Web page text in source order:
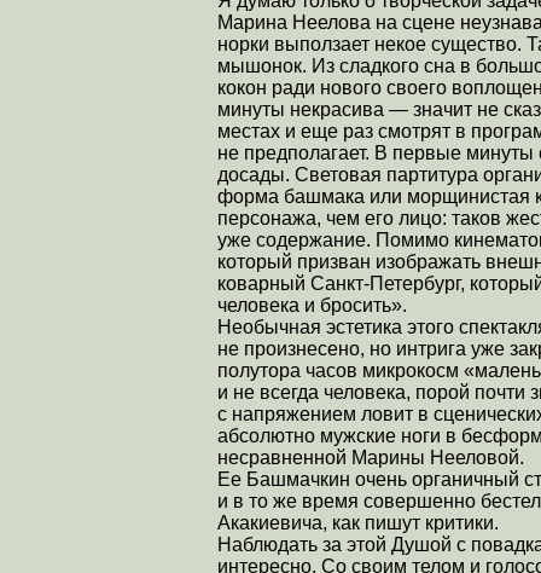
Марина Неелова на сцене
норки выползает некое существо.
мышонок. Из сладкого сна в
кокон ради нового своего
минуты некрасива — значит не
местах и еще раз смотрят в
не предполагает. В первые минуты
досады. Световая партитура
форма башмака или морщинистая
персонажа, чем его лицо: таков
уже содержание. Помимо
который призван изображать
коварный Санкт-Петербург,
человека и бросить».
Необычная эстетика этого
не произнесено, но интрига уже
полутора часов микрокосм
и не всегда человека, порой почти
с напряжением ловит в
абсолютно мужские ноги в
несравненной Марины Нееловой.
Ее Башмачкин очень органичный
и в то же время совершенно
Акакиевича, как пишут критики.
Наблюдать за этой Душой с
интересно. Со своим телом и